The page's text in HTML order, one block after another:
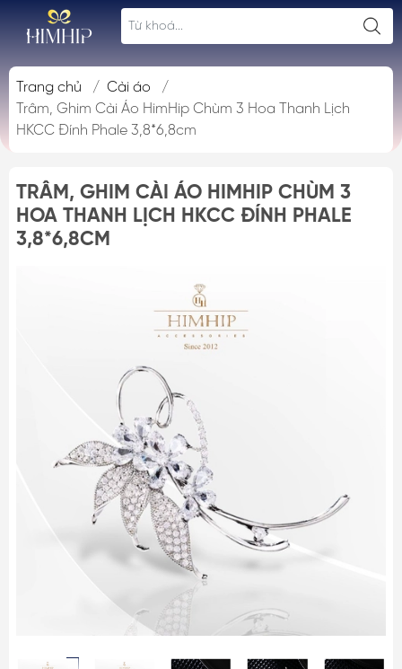
Trang chủ / Cài áo
/
Trâm, Ghim Cài Áo HimHip Chùm 3 Hoa Thanh Lịch
HKCC Đính Phale 3,8*6,8cm
TRÂM, GHIM CÀI ÁO HIMHIP CHÙM 3
HOA THANH LỊCH HKCC ĐÍNH PHALE
3,8*6,8CM